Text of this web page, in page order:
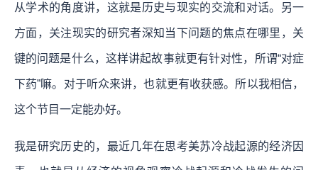
从学术的角度讲，这就是历史与现实的交流和对话。另一
方面，关注现实的研究者深知当下问题的焦点在哪里，关
键的问题是什么，这样讲起故事就更有针对性，所谓“对症
下药”嘛。对于听众来讲，也就更有收获感。所以我相信，
这个节目一定能办好。
我是研究历史的，最近几年在思考美苏冷战起源的经济因